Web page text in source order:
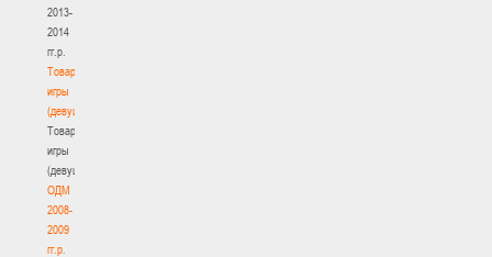
2013-
2014
гг.р.
Товарищеские
игры
(девушки)
Товарищеские
игры
(девушки)
ОДМ
2008-
2009
гг.р.